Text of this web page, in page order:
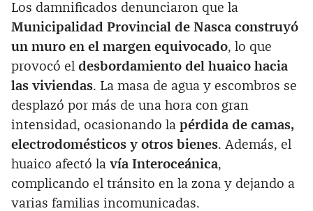
Los damnificados denunciaron que la
Municipalidad Provincial de Nasca construyó
un muro en el margen equivocado, lo que
provocó el desbordamiento del huaico hacia
las viviendas. La masa de agua y escombros se
desplazó por más de una hora con gran
intensidad, ocasionando la pérdida de camas,
electrodomésticos y otros bienes. Además, el
huaico afectó la vía Interoceánica,
complicando el tránsito en la zona y dejando a
varias familias incomunicadas.